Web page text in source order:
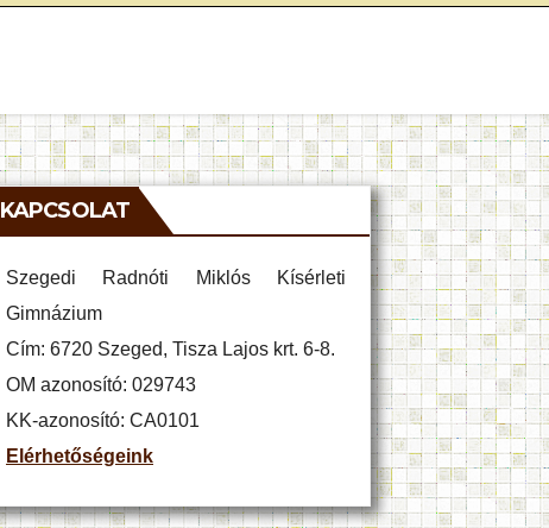
KAPCSOLAT
Szegedi Radnóti Miklós Kísérleti
Gimnázium
Cím: 6720 Szeged, Tisza Lajos krt. 6-8.
OM azonosító: 029743
KK-azonosító: CA0101
Elérhetőségeink